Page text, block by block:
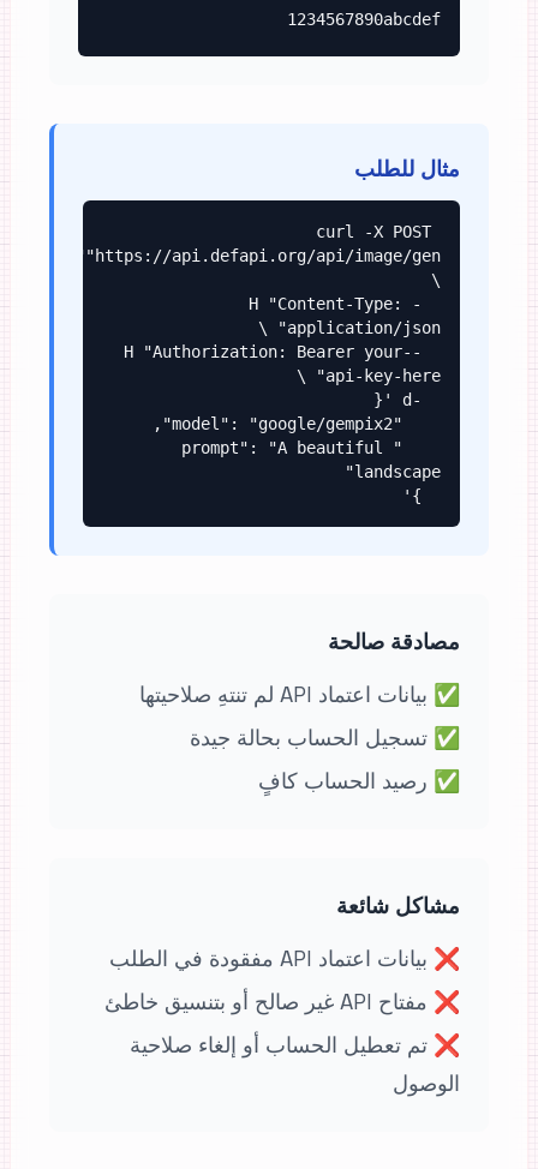
1234567890abcdef
مثال للطلب
curl -X POST
  -H "Content-Type:
  -H "Authorization: Bearer your-
    "prompt": "A beautiful
مصادقة صالحة
✅ بيانات اعتماد API لم تنتهِ صلاحيتها
✅ تسجيل الحساب بحالة جيدة
✅ رصيد الحساب كافٍ
مشاكل شائعة
❌ بيانات اعتماد API مفقودة في الطلب
❌ مفتاح API غير صالح أو بتنسيق خاطئ
❌ تم تعطيل الحساب أو إلغاء صلاحية
الوصول